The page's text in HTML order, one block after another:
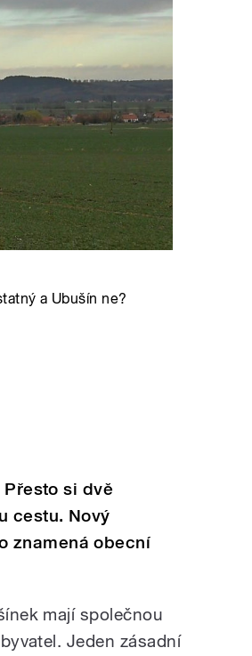
a Ubušín ne?
si dvě
cestu. Nový
znamená obecní
mají společnou
Jeden zásadní